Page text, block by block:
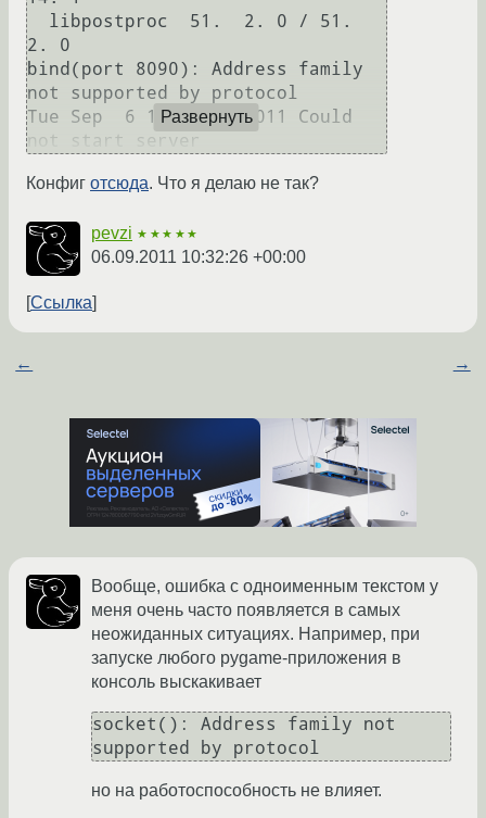
2. 0
bind(port 8090): Address family
not supported by protocol
Tue Sep  6 18:36:07 2011 Could
Развернуть
Конфиг отсюда. Что я делаю не так?
pevzi ★★★★★
06.09.2011 10:32:26 +00:00
Ссылка
← →
Вообще, ошибка с одноименным текстом у
меня очень часто появляется в самых
неожиданных ситуациях. Например, при
запуске любого pygame-приложения в
консоль выскакивает
socket(): Address family not
supported by protocol
но на работоспособность не влияет.